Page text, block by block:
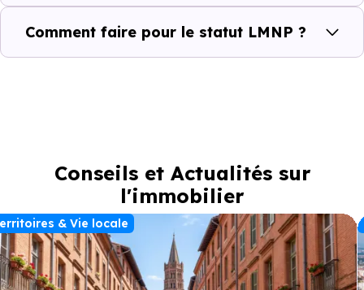
Comment faire pour le statut LMNP ?
Conseils et Actualités sur
l'immobilier
& Vie locale